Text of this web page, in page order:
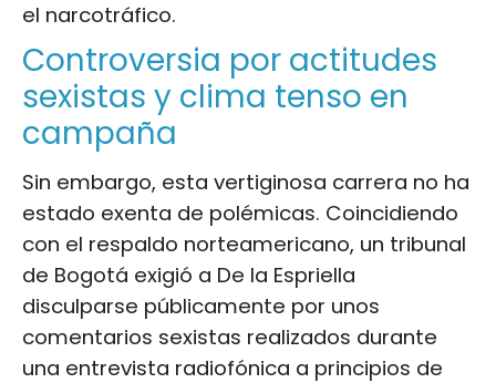
el narcotráfico.
Controversia por actitudes
sexistas y clima tenso en
campaña
Sin embargo, esta vertiginosa carrera no ha
estado exenta de polémicas. Coincidiendo
con el respaldo norteamericano, un tribunal
de Bogotá exigió a De la Espriella
disculparse públicamente por unos
comentarios sexistas realizados durante
una entrevista radiofónica a principios de